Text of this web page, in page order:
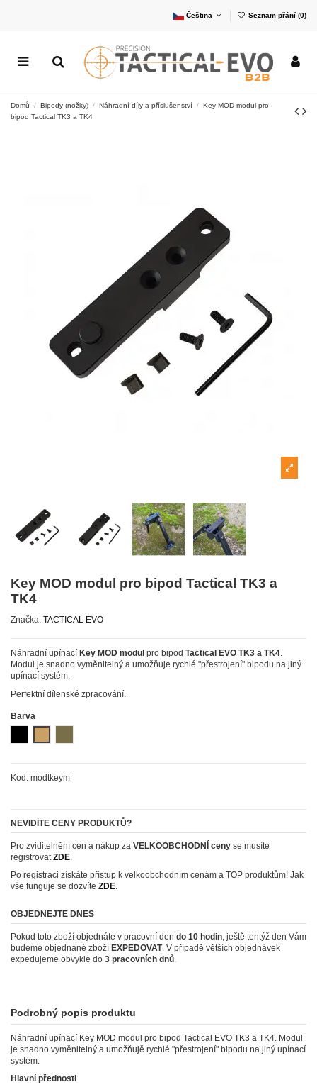
Čeština Seznam přání (0)
Domů Bipody (nožky) Náhradní díly a příslušenství
Key MOD modul pro
bipod Tactical TK3 a TK4
Key MOD modul pro bipod Tactical TK3 a
TK4
Značka: TACTICAL EVO
Náhradní upínací Key MOD modul pro bipod Tactical EVO TK3 a TK4.
Modul je snadno vyměnitelný a umožňuje rychlé "přestrojení" bipodu na jiný
upínací systém.
Perfektní dílenské zpracování.
Barva
Kod: modtkeym
NEVIDÍTE CENY PRODUKTŮ?
Pro zviditelnění cen a nákup za VELKOOBCHODNÍ ceny se musíte
registrovat ZDE
Po registraci získáte přístup k velkoobchodním cenám a TOP produktům! Jak
vše funguje se dozvíte ZDE.
OBJEDNEJTE DNES
Pokud toto zboží objednáte v pracovní den do 10 hodin, ještě tentýž den Vám
budeme objednané zboží EXPEDOVAT. V případě větších objednávek
expedujeme obvykle do 3 pracovních dnů.
Podrobný popis produktu
Náhradní upínací Key MOD modul pro bipod Tactical EVO TK3 a TK4. Modul
je snadno vyměnitelný a umožňujě rychlé "přestrojení" bipodu na jiný upínací
systém.
Hlavní přednosti